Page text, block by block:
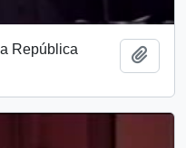
República